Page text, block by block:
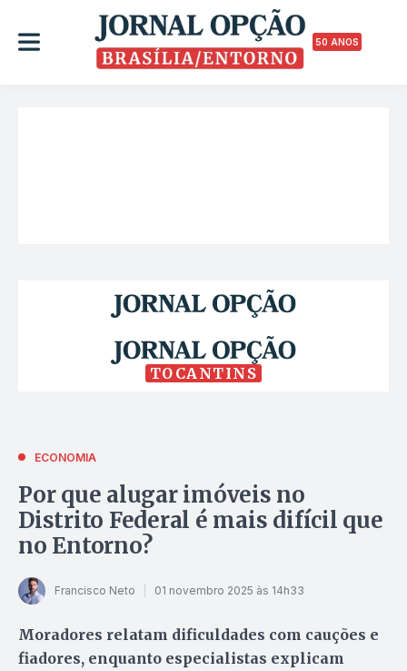
50 ANOS
TOCANTINS
ECONOMIA
Por que alugar imóveis no
Distrito Federal é mais difícil que
no Entorno?
Francisco Neto 01 novembro 2025 às 14h33
Moradores relatam dificuldades com cauções e
fiadores, enquanto especialistas explicam